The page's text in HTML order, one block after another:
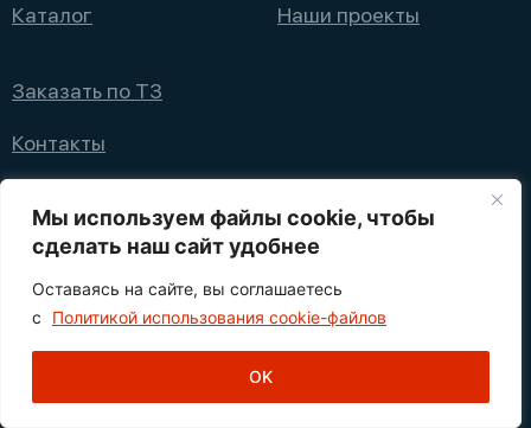
Мы используем файлы cookie, чтобы
сделать наш сайт удобнее
Оставаясь на сайте, вы соглашаетесь
с
Политикой использования cookie-файлов
OK
Каталог Наши проекты
Заказать по ТЗ
Контакты
+7 (495) 008 08 12
info@nppfliks.ru
Политика конфиденциальности
© 2021—2025 НПП ФЛИКС